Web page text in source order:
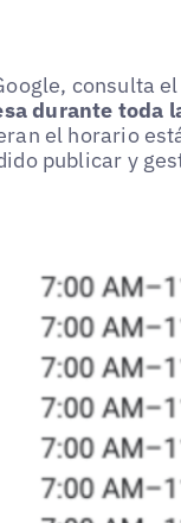
consulta
durante toda
el horario
publicar y